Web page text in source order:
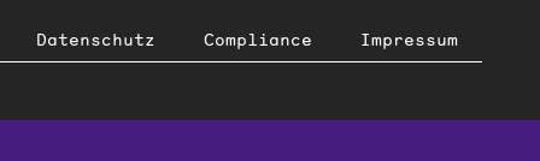
Datenschutz Compliance Impressum